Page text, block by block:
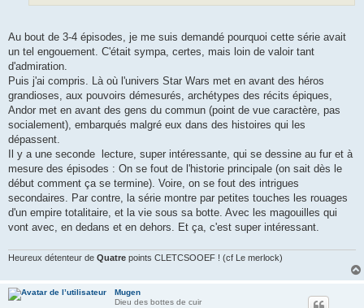
Au bout de 3-4 épisodes, je me suis demandé pourquoi cette série avait
un tel engouement. C'était sympa, certes, mais loin de valoir tant
d'admiration.
Puis j'ai compris. Là où l'univers Star Wars met en avant des héros
grandioses, aux pouvoirs démesurés, archétypes des récits épiques,
Andor met en avant des gens du commun (point de vue caractère, pas
socialement), embarqués malgré eux dans des histoires qui les
dépassent.
Il y a une seconde lecture, super intéressante, qui se dessine au fur et à
mesure des épisodes : On se fout de l'historie principale (on sait dès le
début comment ça se termine). Voire, on se fout des intrigues
secondaires. Par contre, la série montre par petites touches les rouages
d'un empire totalitaire, et la vie sous sa botte. Avec les magouilles qui
vont avec, en dedans et en dehors. Et ça, c'est super intéressant.
Heureux détenteur de Quatre points CLETCSOOEF ! (cf Le merlock)
Mugen
Dieu des bottes de cuir